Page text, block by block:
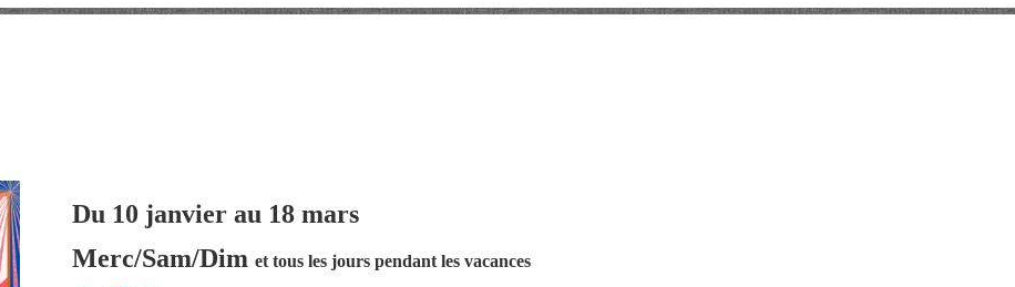
Du 10 janvier au 18 mars
Merc/Sam/Dim et tous les jours pendant les vacances